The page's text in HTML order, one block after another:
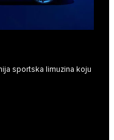
sportska limuzina koju